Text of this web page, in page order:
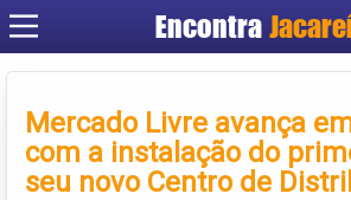
Encontra
Cadastrar
Criar conta
Mercado Livre avança
com a instalação do
seu novo Centro de